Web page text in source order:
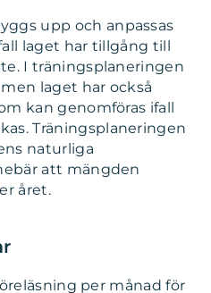
upp och anpassas
laget har tillgång till
I träningsplaneringen
laget har också
kan genomföras ifall
Träningsplaneringen
naturliga
att mängden
året.
per månad för